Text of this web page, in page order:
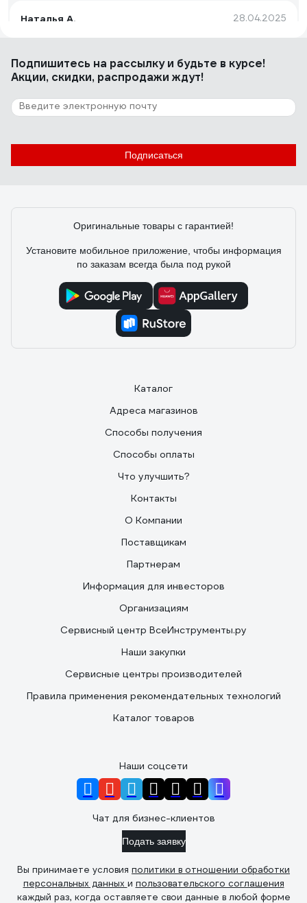
Наталья А. 28.04.2025
Удобство, стильный дизайн, качество
5 отзывов
Отзыв о Regent inox Linea PRIMA 93-CU-
PR-S18
изготовителя с обратной стороны.
Подпишитесь на рассылкуи будьте в курсе!
Акции, скидки, распродажи ждут!
Подписаться
Оригинальные товары с гарантией!
Установите мобильное приложение, чтобы информация
по заказам всегда была под рукой
Каталог
Адреса магазинов
Способы получения
Способы оплаты
Что улучшить?
Контакты
О Компании
Поставщикам
Партнерам
Информация для инвесторов
Организациям
Сервисный центр ВсеИнструменты.ру
Наши закупки
Сервисные центры производителей
Правила применения рекомендательных технологий
Каталог товаров
Наши соцсети
Чат для бизнес-клиентов
Подать заявку
Вы принимаете условия политики в отношении обработки
персональных данных и пользовательского соглашения
каждый раз, когда оставляете свои данные в любой форме